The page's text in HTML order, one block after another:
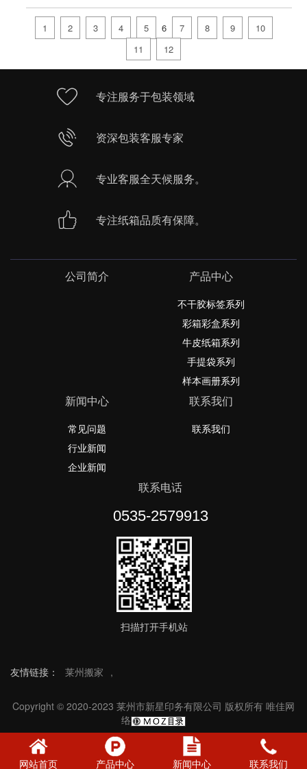
1 2 3 4 5 6 7 8 9
10
11
12
专注服务于包装领域
资深包装客服专家
专业客服全天候服务。
专注纸箱品质有保障。
公司简介 产品中心
不干胶标签系列
彩箱彩盒系列
牛皮纸箱系列
手提袋系列
样本画册系列
新闻中心
常见问题
行业新闻
企业新闻
联系我们
联系我们
联系电话
0535-2579913
扫描打开手机站
友情链接： 莱州搬家 ,
Copyright © 2020-2023 莱州市新星印务有限公司 版权所有 唯佳网
络
网站首页 产品中心 新闻中心 联系我们